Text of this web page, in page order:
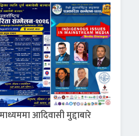
आदिवासी मुद्दाबारे